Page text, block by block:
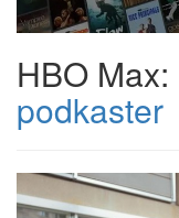
HBO Max:
podkaster